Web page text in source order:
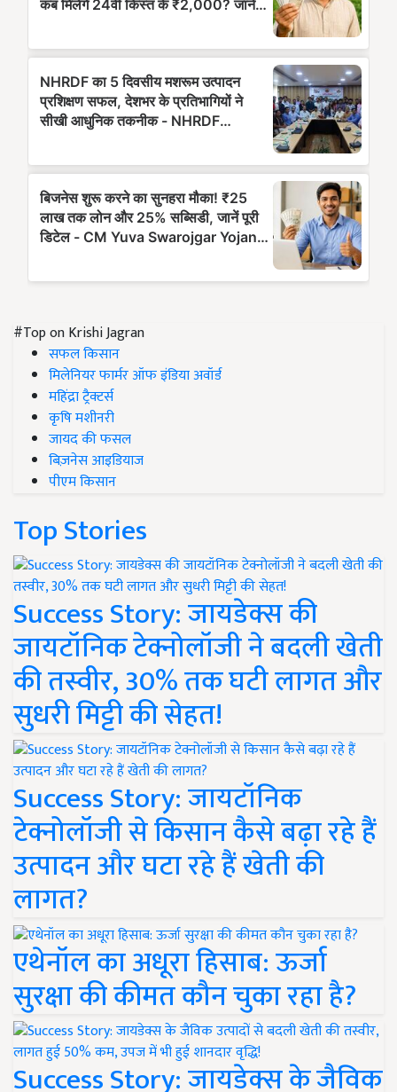
#Top on Krishi Jagran
सफल किसान
मिलेनियर फार्मर ऑफ इंडिया अवॉर्ड
महिंद्रा ट्रैक्टर्स
कृषि मशीनरी
जायद की फसल
बिज़नेस आइडियाज
पीएम किसान
Top Stories
Success Story: जायडेक्स की
जायटॉनिक टेक्नोलॉजी ने बदली खेती
की तस्वीर, 30% तक घटी लागत और
सुधरी मिट्टी की सेहत!
Success Story: जायटॉनिक
टेक्नोलॉजी से किसान कैसे बढ़ा रहे हैं
उत्पादन और घटा रहे हैं खेती की
लागत?
एथेनॉल का अधूरा हिसाब: ऊर्जा
सुरक्षा की कीमत कौन चुका रहा है?
Success Story: जायडेक्स के जैविक